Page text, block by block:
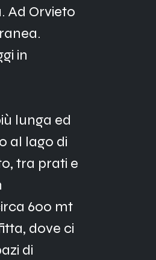
Ad Orvieto
in
lunga ed
al lago di
tra prati e
600 mt
dove ci
di